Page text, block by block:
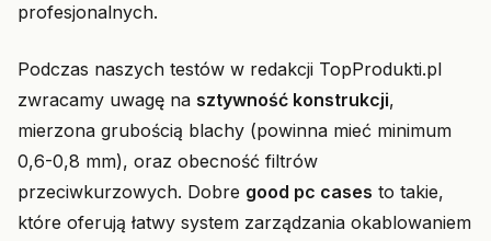
profesjonalnych.
Podczas naszych testów w redakcji TopProdukti.pl
zwracamy uwagę na sztywność konstrukcji,
mierzona grubością blachy (powinna mieć minimum
0,6-0,8 mm), oraz obecność filtrów
przeciwkurzowych. Dobre good pc cases to takie,
które oferują łatwy system zarządzania okablowaniem